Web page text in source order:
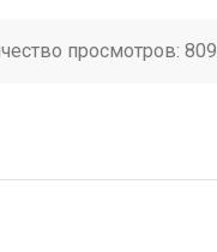
просмотров: 809